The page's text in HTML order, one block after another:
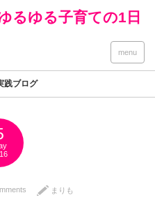
るゆる子育ての1日
menu
践ブログ
まりも